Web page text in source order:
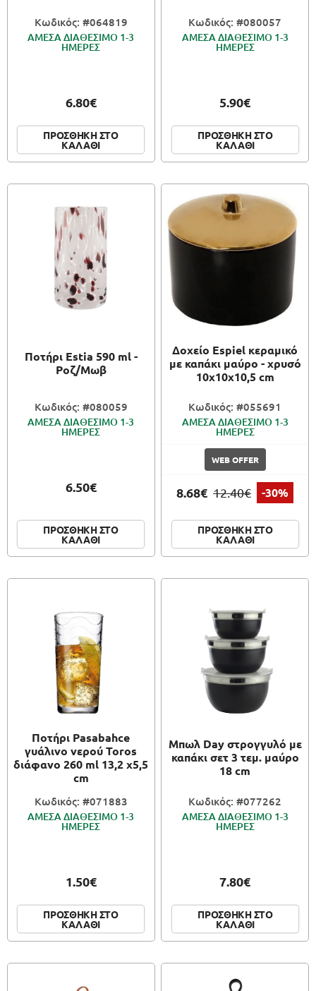
Κωδικός: #064819
ΑΜΕΣΑ ΔΙΑΘΕΣΙΜΟ 1-3
ΗΜΕΡΕΣ
6.80€
ΠΡΟΣΘΗΚΗ ΣΤΟ
ΚΑΛΑΘΙ
Κωδικός: #080057
ΑΜΕΣΑ ΔΙΑΘΕΣΙΜΟ 1-3
ΗΜΕΡΕΣ
5.90€
ΠΡΟΣΘΗΚΗ ΣΤΟ
ΚΑΛΑΘΙ
Ποτήρι Estia 590 ml -
Ροζ/Μωβ
Κωδικός: #080059
ΑΜΕΣΑ ΔΙΑΘΕΣΙΜΟ 1-3
ΗΜΕΡΕΣ
6.50€
ΠΡΟΣΘΗΚΗ ΣΤΟ
ΚΑΛΑΘΙ
Δοχείο Espiel κεραμικό
με καπάκι μαύρο - χρυσό
10x10x10,5 cm
Κωδικός: #055691
ΑΜΕΣΑ ΔΙΑΘΕΣΙΜΟ 1-3
ΗΜΕΡΕΣ
WEB OFFER
8.68€ 12.40€ -30%
ΠΡΟΣΘΗΚΗ ΣΤΟ
ΚΑΛΑΘΙ
Ποτήρι Pasabahce
γυάλινο νερού Toros
διάφανο 260 ml 13,2 x5,5
cm
Κωδικός: #071883
ΑΜΕΣΑ ΔΙΑΘΕΣΙΜΟ 1-3
ΗΜΕΡΕΣ
1.50€
ΠΡΟΣΘΗΚΗ ΣΤΟ
ΚΑΛΑΘΙ
Μπωλ Day στρογγυλό με
καπάκι σετ 3 τεμ. μαύρο
18 cm
Κωδικός: #077262
ΑΜΕΣΑ ΔΙΑΘΕΣΙΜΟ 1-3
ΗΜΕΡΕΣ
7.80€
ΠΡΟΣΘΗΚΗ ΣΤΟ
ΚΑΛΑΘΙ